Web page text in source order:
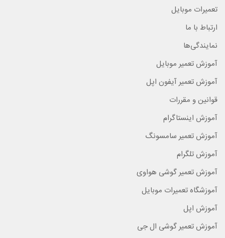
تعمیرات موبایل
ارتباط با ما
نمایندگی‌ها
آموزش تعمیر موبایل
آموزش تعمیر آیفون اپل
قوانین و مقررات
آموزش اینستاگرام
آموزش تعمیر سامسونگ
آموزش تلگرام
آموزش تعمیر گوشی هواوی
آموزشگاه تعمیرات موبایل
آموزش اپل
آموزش تعمیر گوشی ال جی